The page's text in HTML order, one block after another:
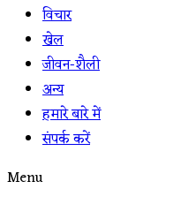
विचार
खेल
जीवन-शैली
अन्य
हमारे बारे में
संपर्क करें
Menu